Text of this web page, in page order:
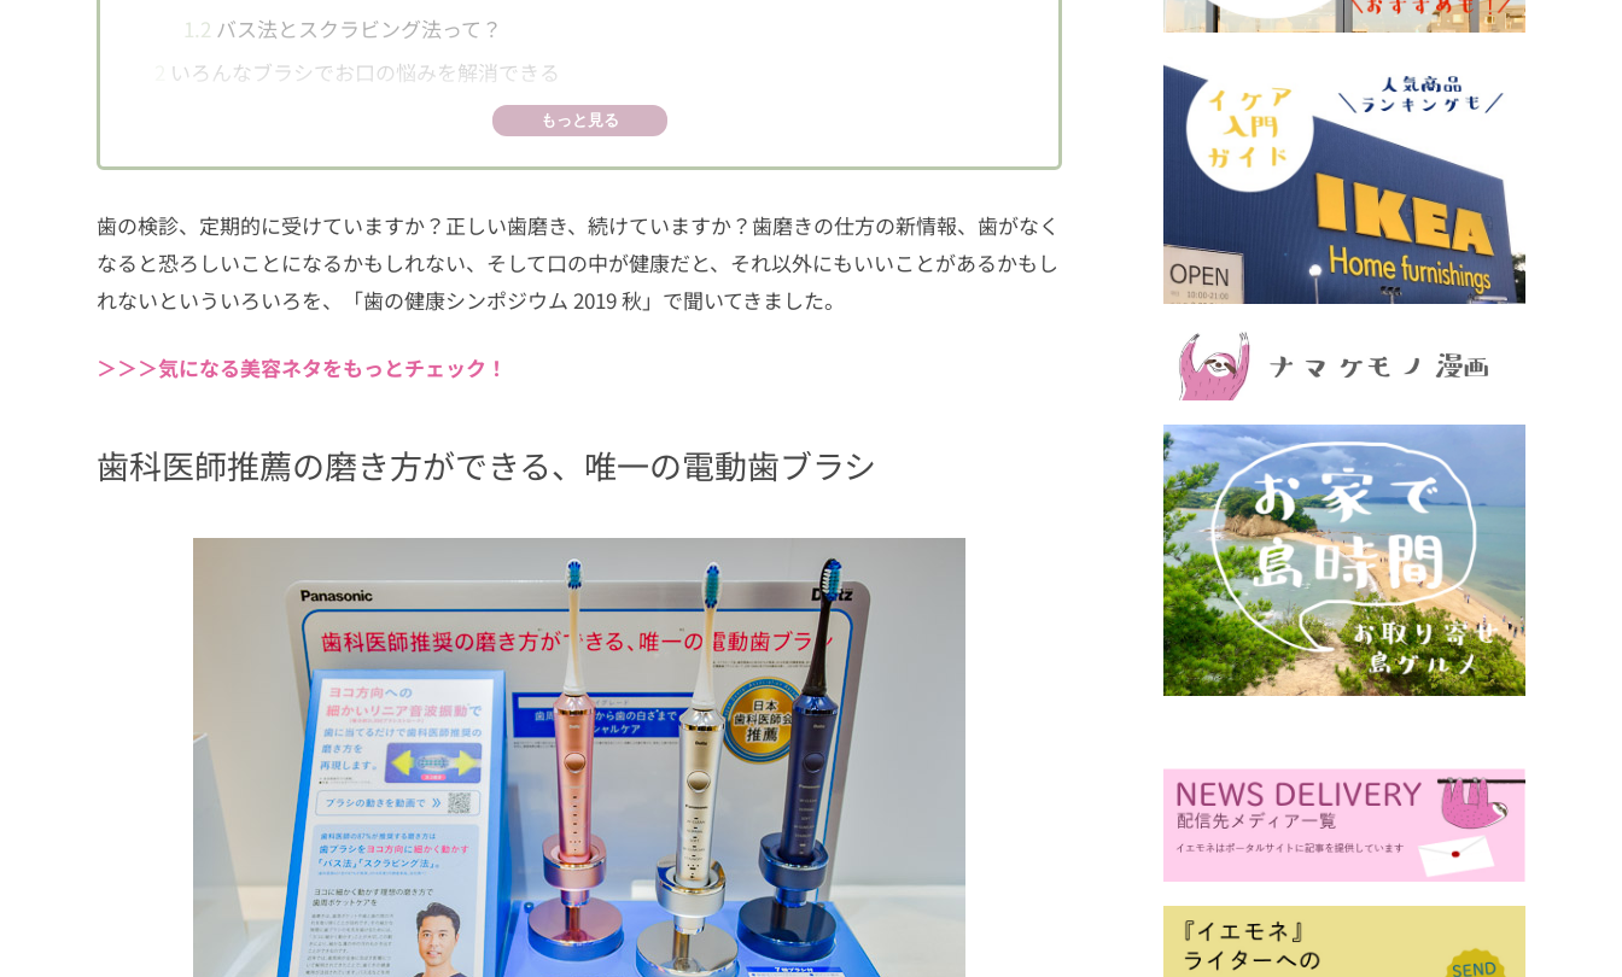
1.2 バス法とスクラビング法って？
いろんなブラシでお口の悩みを解消できる
「口の健康に意識が高い人は仕事ができる！」という堀江さん
4毎日きっちりヨコ磨き、検診も定期的に！
4.2
将来の自分のために今日磨く！
もっと見る
歯の検診、定期的に受けていますか？正しい歯磨き、続けていますか？歯磨きの仕方の新情報、歯がなく
なると恐ろしいことになるかもしれない、そして口の中が健康だと、それ以外にもいいことがあるかもし
れないといういろいろを、「歯の健康シンポジウム 2019 秋」で聞いてきました。
＞＞＞気になる美容ネタをもっとチェック！
歯科医師推薦の磨き方ができる、唯一の電動歯ブラシ